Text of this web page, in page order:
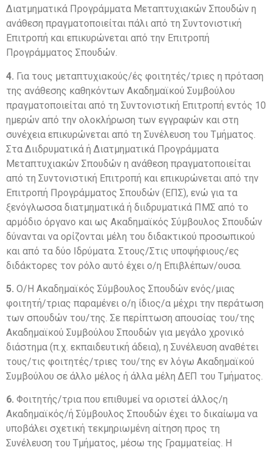
Διατμηματικά Προγράμματα Μεταπτυχιακών Σπουδών η
ανάθεση πραγματοποιείται πάλι από τη Συντονιστική
Επιτροπή και επικυρώνεται από την Επιτροπή
Προγράμματος Σπουδών.
4. Για τους μεταπτυχιακούς/ές φοιτητές/τριες η πρόταση
της ανάθεσης καθηκόντων Ακαδημαϊκού Συμβούλου
πραγματοποιείται από τη Συντονιστική Επιτροπή εντός 10
ημερών από την ολοκλήρωση των εγγραφών και στη
συνέχεια επικυρώνεται από τη Συνέλευση του Τμήματος.
Στα Διιδρυματικά ή Διατμηματικά Προγράμματα
Μεταπτυχιακών Σπουδών η ανάθεση πραγματοποιείται
από τη Συντονιστική Επιτροπή και επικυρώνεται από την
Επιτροπή Προγράμματος Σπουδών (ΕΠΣ), ενώ για τα
ξενόγλωσσα διατμηματικά ή διιδρυματικά ΠΜΣ από το
αρμόδιο όργανο και ως Ακαδημαϊκός Σύμβουλος Σπουδών
δύνανται να ορίζονται μέλη του διδακτικού προσωπικού
και από τα δύο Ιδρύματα. Στους/Στις υποψήφιους/ες
διδάκτορες τον ρόλο αυτό έχει ο/η Επιβλέπων/ουσα.
5. Ο/Η Ακαδημαϊκός Σύμβουλος Σπουδών ενός/μιας
φοιτητή/τριας παραμένει ο/η ίδιος/α μέχρι την περάτωση
των σπουδών του/της. Σε περίπτωση απουσίας του/της
Ακαδημαϊκού Συμβούλου Σπουδών για μεγάλο χρονικό
διάστημα (π.χ. εκπαιδευτική άδεια), η Συνέλευση αναθέτει
τους/τις φοιτητές/τριες του/της εν λόγω Ακαδημαϊκού
Συμβούλου σε άλλο μέλος ή άλλα μέλη ΔΕΠ του Τμήματος.
6. Φοιτητής/τρια που επιθυμεί να οριστεί άλλος/η
Ακαδημαϊκός/ή Σύμβουλος Σπουδών έχει το δικαίωμα να
υποβάλει σχετική τεκμηριωμένη αίτηση προς τη
Συνέλευση του Τμήματος, μέσω της Γραμματείας. Η